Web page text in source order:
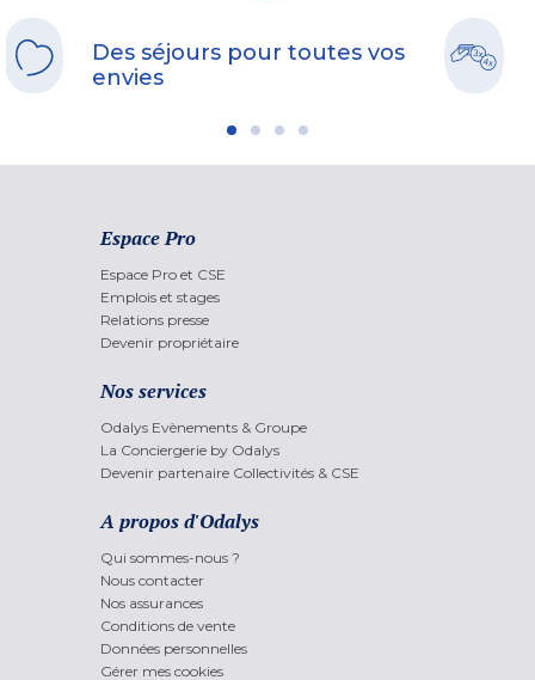
Des séjours pour toutes vos
envies
Espace Pro
Espace Pro et CSE
Emplois et stages
Relations presse
Devenir propriétaire
Nos services
Odalys Evènements & Groupe
La Conciergerie by Odalys
Devenir partenaire Collectivités & CSE
A propos d'Odalys
Qui sommes-nous ?
Nous contacter
Nos assurances
Conditions de vente
Données personnelles
Gérer mes cookies